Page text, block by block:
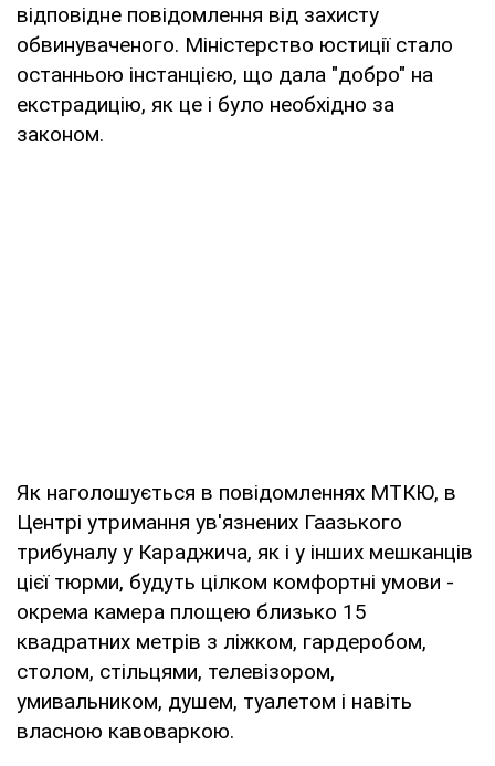
відповідне повідомлення від захисту
обвинуваченого. Міністерство юстиції стало
останньою інстанцією, що дала "добро" на
екстрадицію, як це і було необхідно за
законом.
Як наголошується в повідомленнях МТКЮ, в
Центрі утримання ув'язнених Гаазького
трибуналу у Караджича, як і у інших мешканців
цієї тюрми, будуть цілком комфортні умови -
окрема камера площею близько 15
квадратних метрів з ліжком, гардеробом,
столом, стільцями, телевізором,
умивальником, душем, туалетом і навіть
власною кавоваркою.